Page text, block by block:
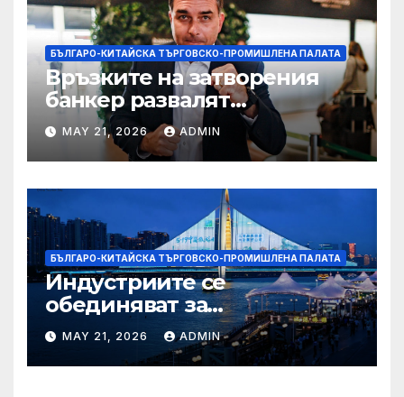
БЪЛГАРО-КИТАЙСКА ТЪРГОВСКО-ПРОМИШЛЕНА ПАЛАТА
Връзките на затворения
банкер развалят
надеждите на Флавио
Болсонаро за президент на
Бразилия
MAY 21, 2026 ADMIN
БЪЛГАРО-КИТАЙСКА ТЪРГОВСКО-ПРОМИШЛЕНА ПАЛАТА
Индустриите се
обединяват за
висококачествен растеж на
културния и
туристическия сектор
MAY 21, 2026 ADMIN